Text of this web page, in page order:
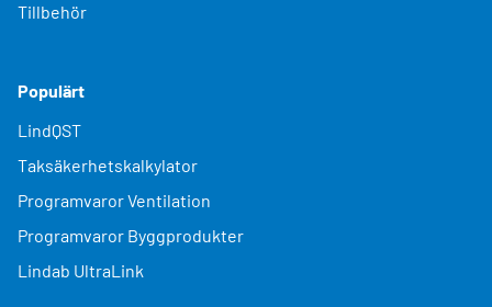
Tillbehör
Populärt
LindQST
Taksäkerhetskalkylator
Programvaror Ventilation
Programvaror Byggprodukter
Lindab UltraLink